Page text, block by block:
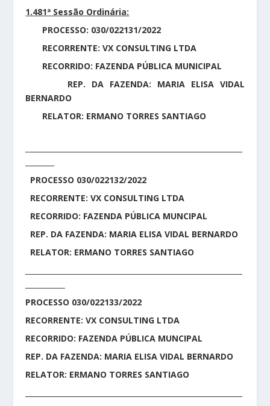
1.481ª Sessão Ordinária:
PROCESSO: 030/022131/2022
RECORRENTE: VX CONSULTING LTDA
RECORRIDO: FAZENDA PÚBLICA MUNICIPAL
REP. DA FAZENDA: MARIA ELISA VIDAL
BERNARDO
RELATOR: ERMANO TORRES SANTIAGO
PROCESSO 030/022132/2022
RECORRENTE: VX CONSULTING LTDA
RECORRIDO: FAZENDA PÚBLICA MUNCIPAL
REP. DA FAZENDA: MARIA ELISA VIDAL BERNARDO
RELATOR: ERMANO TORRES SANTIAGO
PROCESSO 030/022133/2022
RECORRENTE: VX CONSULTING LTDA
RECORRIDO: FAZENDA PÚBLICA MUNCIPAL
REP. DA FAZENDA: MARIA ELISA VIDAL BERNARDO
RELATOR: ERMANO TORRES SANTIAGO